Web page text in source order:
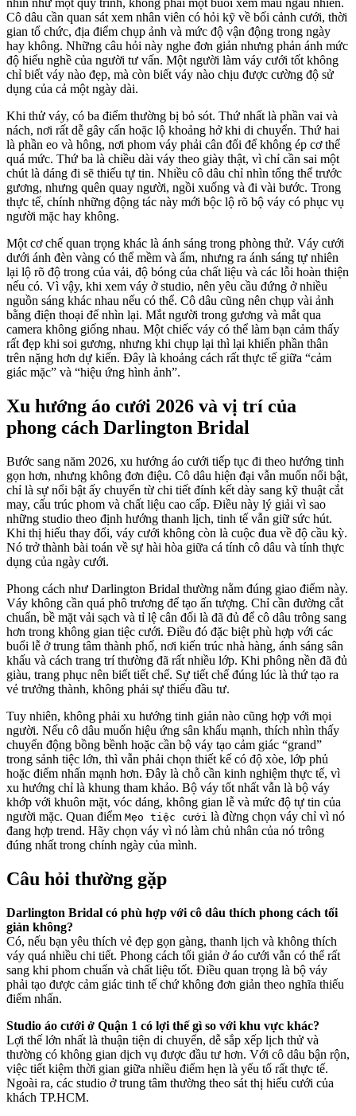
nhìn như một quy trình, không phải một buổi xem mẫu ngẫu nhiên.
Cô dâu cần quan sát xem nhân viên có hỏi kỹ về bối cảnh cưới, thời
gian tổ chức, địa điểm chụp ảnh và mức độ vận động trong ngày
hay không. Những câu hỏi này nghe đơn giản nhưng phản ánh mức
độ hiểu nghề của người tư vấn. Một người làm váy cưới tốt không
chỉ biết váy nào đẹp, mà còn biết váy nào chịu được cường độ sử
dụng của cả một ngày dài.
Khi thử váy, có ba điểm thường bị bỏ sót. Thứ nhất là phần vai và
nách, nơi rất dễ gây cấn hoặc lộ khoảng hở khi di chuyển. Thứ hai
là phần eo và hông, nơi phom váy phải cân đối để không ép cơ thể
quá mức. Thứ ba là chiều dài váy theo giày thật, vì chỉ cần sai một
chút là dáng đi sẽ thiếu tự tin. Nhiều cô dâu chỉ nhìn tổng thể trước
gương, nhưng quên quay người, ngồi xuống và đi vài bước. Trong
thực tế, chính những động tác này mới bộc lộ rõ bộ váy có phục vụ
người mặc hay không.
Một cơ chế quan trọng khác là ánh sáng trong phòng thử. Váy cưới
dưới ánh đèn vàng có thể mềm và ấm, nhưng ra ánh sáng tự nhiên
lại lộ rõ độ trong của vải, độ bóng của chất liệu và các lỗi hoàn thiện
nếu có. Vì vậy, khi xem váy ở studio, nên yêu cầu đứng ở nhiều
nguồn sáng khác nhau nếu có thể. Cô dâu cũng nên chụp vài ảnh
bằng điện thoại để nhìn lại. Mắt người trong gương và mắt qua
camera không giống nhau. Một chiếc váy có thể làm bạn cảm thấy
rất đẹp khi soi gương, nhưng khi chụp lại thì lại khiến phần thân
trên nặng hơn dự kiến. Đây là khoảng cách rất thực tế giữa “cảm
giác mặc” và “hiệu ứng hình ảnh”.
Xu hướng áo cưới 2026 và vị trí của
phong cách Darlington Bridal
Bước sang năm 2026, xu hướng áo cưới tiếp tục đi theo hướng tinh
gọn hơn, nhưng không đơn điệu. Cô dâu hiện đại vẫn muốn nổi bật,
chỉ là sự nổi bật ấy chuyển từ chi tiết đính kết dày sang kỹ thuật cắt
may, cấu trúc phom và chất liệu cao cấp. Điều này lý giải vì sao
những studio theo định hướng thanh lịch, tinh tế vẫn giữ sức hút.
Khi thị hiếu thay đổi, váy cưới không còn là cuộc đua về độ cầu kỳ.
Nó trở thành bài toán về sự hài hòa giữa cá tính cô dâu và tính thực
dụng của ngày cưới.
Phong cách như Darlington Bridal thường nằm đúng giao điểm này.
Váy không cần quá phô trương để tạo ấn tượng. Chỉ cần đường cắt
chuẩn, bề mặt vải sạch và tỉ lệ cân đối là đã đủ để cô dâu trông sang
hơn trong không gian tiệc cưới. Điều đó đặc biệt phù hợp với các
buổi lễ ở trung tâm thành phố, nơi kiến trúc nhà hàng, ánh sáng sân
khấu và cách trang trí thường đã rất nhiều lớp. Khi phông nền đã đủ
giàu, trang phục nên biết tiết chế. Sự tiết chế đúng lúc là thứ tạo ra
vẻ trưởng thành, không phải sự thiếu đầu tư.
Tuy nhiên, không phải xu hướng tinh giản nào cũng hợp với mọi
người. Nếu cô dâu muốn hiệu ứng sân khấu mạnh, thích nhìn thấy
chuyển động bồng bềnh hoặc cần bộ váy tạo cảm giác “grand”
trong sảnh tiệc lớn, thì vẫn phải chọn thiết kế có độ xòe, lớp phủ
hoặc điểm nhấn mạnh hơn. Đây là chỗ cần kinh nghiệm thực tế, vì
xu hướng chỉ là khung tham khảo. Bộ váy tốt nhất vẫn là bộ váy
khớp với khuôn mặt, vóc dáng, không gian lễ và mức độ tự tin của
người mặc. Quan điểm Mẹo tiệc cưới là đừng chọn váy chỉ vì nó
đang hợp trend. Hãy chọn váy vì nó làm chủ nhân của nó trông
đúng nhất trong chính ngày của mình.
Câu hỏi thường gặp
Darlington Bridal có phù hợp với cô dâu thích phong cách tối
giản không?
Có, nếu bạn yêu thích vẻ đẹp gọn gàng, thanh lịch và không thích
váy quá nhiều chi tiết. Phong cách tối giản ở áo cưới vẫn có thể rất
sang khi phom chuẩn và chất liệu tốt. Điều quan trọng là bộ váy
phải tạo được cảm giác tinh tế chứ không đơn giản theo nghĩa thiếu
điểm nhấn.
Studio áo cưới ở Quận 1 có lợi thế gì so với khu vực khác?
Lợi thế lớn nhất là thuận tiện di chuyển, dễ sắp xếp lịch thử và
thường có không gian dịch vụ được đầu tư hơn. Với cô dâu bận rộn,
việc tiết kiệm thời gian giữa nhiều điểm hẹn là yếu tố rất thực tế.
Ngoài ra, các studio ở trung tâm thường theo sát thị hiếu cưới của
khách TP.HCM.